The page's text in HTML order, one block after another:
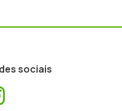
sociais